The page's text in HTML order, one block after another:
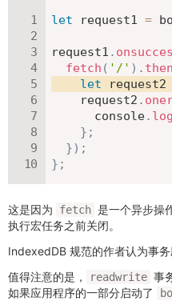
let request1 =
request1 .
fetch ( '/' ) . then
let request2
    request2
.
      console
. log
} ;
}) ;
} ;
这是因为 fetch 是一个异步操
执行宏任务之前关闭。
IndexedDB 规范的作者认为事务
值得注意的是，
readwrite 事
如果应用程序的一部分启动了